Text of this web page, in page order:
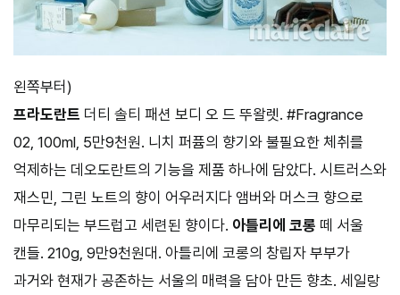
왼쪽부터)
프라도란트 더티 솔티 패션 보디 오 드 뚜왈렛. #Fragrance
02, 100ml, 5만9천원. 니치 퍼퓸의 향기와 불필요한 체취를
억제하는 데오도란트의 기능을 제품 하나에 담았다. 시트러스와
재스민, 그린 노트의 향이 어우러지다 앰버와 머스크 향으로
마무리되는 부드럽고 세련된 향이다. 아틀리에 코롱 떼 서울
캔들. 210g, 9만9천원대. 아틀리에 코롱의 창립자 부부가
과거와 현재가 공존하는 서울의 매력을 담아 만든 향초. 세일랑